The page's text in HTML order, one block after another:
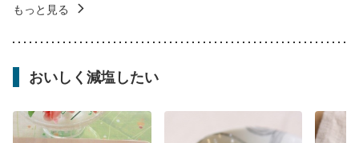
もっと見る
おいしく減塩したい